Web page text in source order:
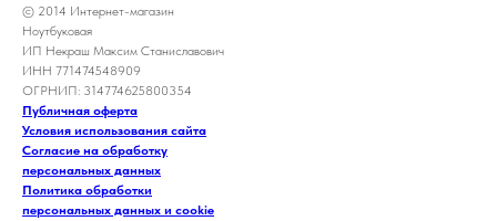
© 2014 Интернет-магазин
Ноутбуковая
ИП Некраш Максим Станиславович
ИНН 771474548909
ОГРНИП: 314774625800354
Публичная оферта
Условия использования сайта
Согласие на обработку
персональных данных
Политика обработки
персональных данных и cookie